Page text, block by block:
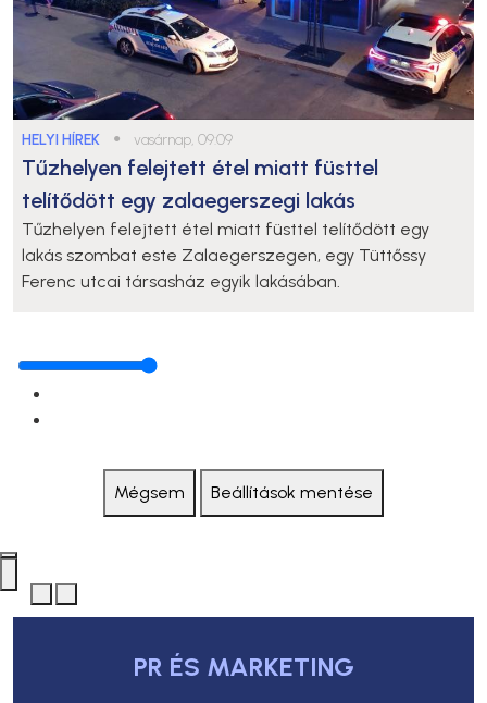
HELYI HÍREK ● vasárnap, 09:09
Tűzhelyen felejtett étel miatt füsttel
telítődött egy zalaegerszegi lakás
Tűzhelyen felejtett étel miatt füsttel telítődött egy
lakás szombat este Zalaegerszegen, egy Tüttőssy
Ferenc utcai társasház egyik lakásában.
Mégsem Beállítások mentése
PR ÉS MARKETING